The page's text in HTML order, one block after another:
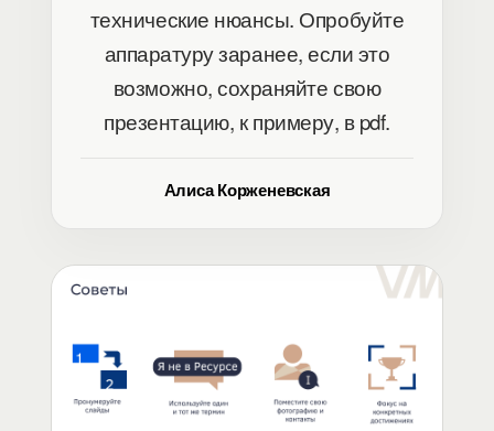
технические нюансы. Опробуйте
аппаратуру заранее, если это
возможно, сохраняйте свою
презентацию, к примеру, в pdf.
Алиса Корженевская